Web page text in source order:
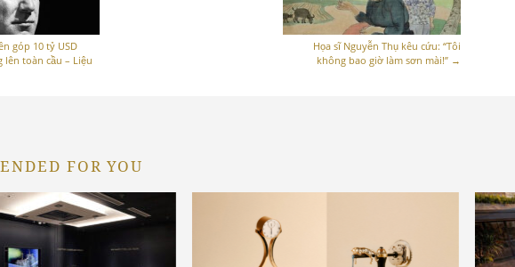
góp 10 tỷ USD
lên toàn cầu – Liệu
Họa sĩ Nguyễn Thụ kêu cứu: “Tôi
không bao giờ làm sơn mài!” →
FOR YOU